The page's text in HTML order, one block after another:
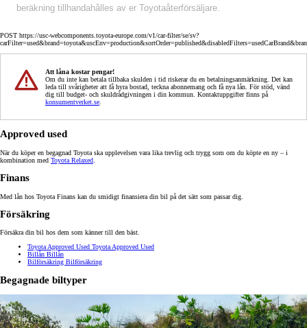
beräkning tillhandahålles av er Toyotaåterförsäljare.
POST https://usc-webcomponents.toyota-europe.com/v1/car-filter/se/sv?
Att låna kostar pengar!
Om du inte kan betala tillbaka skulden i tid riskerar du en betalningsanmärkning. Det kan
leda till svårigheter att få hyra bostad, teckna abonnemang och få nya lån. För stöd, vänd
dig till budget- och skuldrådgivningen i din kommun. Kontaktuppgifter finns på
konsumentverket.se
Approved used
När du köper en begagnad Toyota ska upplevelsen vara lika trevlig och trygg som om du köpte en ny – i
kombination med Toyota Relaxed
Finans
Med lån hos Toyota Finans kan du smidigt finansiera din bil på det sätt som passar dig.
Försäkring
Försäkra din bil hos dem som känner till den bäst.
Toyota Approved Used Toyota Approved Used
Billån Billån
Bilförsäkring Bilförsäkring
Begagnade biltyper